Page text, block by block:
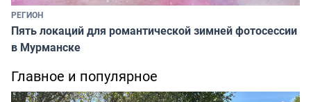
РЕГИОН
Пять локаций для романтической зимней фотосессии
в Мурманске
Главное и популярное